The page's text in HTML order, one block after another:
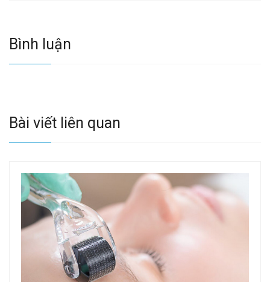
Bình luận
Bài viết liên quan